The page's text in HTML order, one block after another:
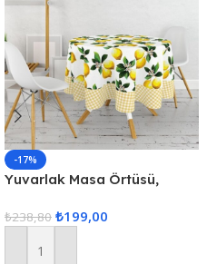
-17%
Yuvarlak Masa Örtüsü,
₺238,80 ₺199,00
Sepete Ekle